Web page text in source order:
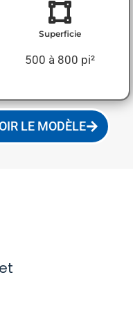
Superficie
500 à 800 pi²
LE MODÈLE